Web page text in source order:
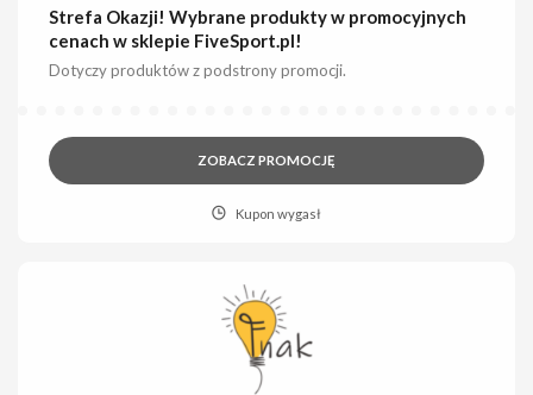
Strefa Okazji! Wybrane produkty w promocyjnych
cenach w sklepie FiveSport.pl!
Dotyczy produktów z podstrony promocji.
ZOBACZ PROMOCJĘ
Kupon wygasł